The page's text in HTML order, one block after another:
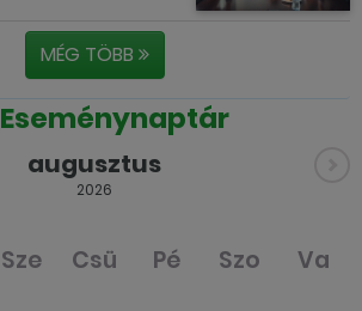
MÉG TÖBB
Eseménynaptár
augusztus
2026
Sze Csü Pé Szo Va